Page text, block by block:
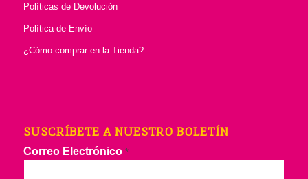
Políticas de Devolución
Política de Envío
¿Cómo comprar en la Tienda?
SUSCRÍBETE A NUESTRO BOLETÍN
Correo Electrónico *